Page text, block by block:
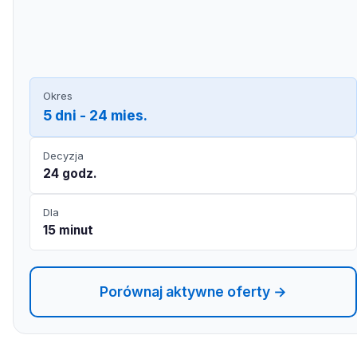
Okres
5 dni - 24 mies.
Decyzja
24 godz.
Dla
15 minut
Porównaj aktywne oferty →